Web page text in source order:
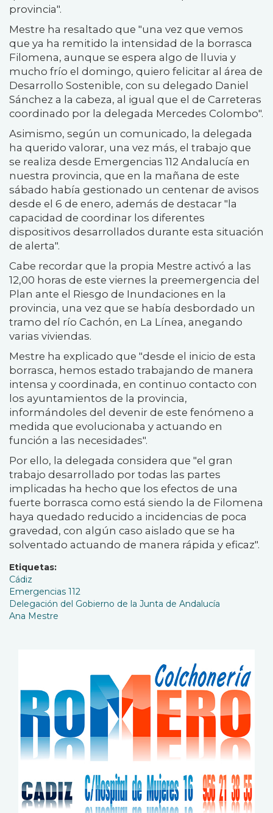
provincia".
Mestre ha resaltado que "una vez que vemos
que ya ha remitido la intensidad de la borrasca
Filomena, aunque se espera algo de lluvia y
mucho frío el domingo, quiero felicitar al área de
Desarrollo Sostenible, con su delegado Daniel
Sánchez a la cabeza, al igual que el de Carreteras
coordinado por la delegada Mercedes Colombo".
Asimismo, según un comunicado, la delegada
ha querido valorar, una vez más, el trabajo que
se realiza desde Emergencias 112 Andalucía en
nuestra provincia, que en la mañana de este
sábado había gestionado un centenar de avisos
desde el 6 de enero, además de destacar "la
capacidad de coordinar los diferentes
dispositivos desarrollados durante esta situación
de alerta".
Cabe recordar que la propia Mestre activó a las
12,00 horas de este viernes la preemergencia del
Plan ante el Riesgo de Inundaciones en la
provincia, una vez que se había desbordado un
tramo del río Cachón, en La Línea, anegando
varias viviendas.
Mestre ha explicado que "desde el inicio de esta
borrasca, hemos estado trabajando de manera
intensa y coordinada, en continuo contacto con
los ayuntamientos de la provincia,
informándoles del devenir de este fenómeno a
medida que evolucionaba y actuando en
función a las necesidades".
Por ello, la delegada considera que "el gran
trabajo desarrollado por todas las partes
implicadas ha hecho que los efectos de una
fuerte borrasca como está siendo la de Filomena
haya quedado reducido a incidencias de poca
gravedad, con algún caso aislado que se ha
solventado actuando de manera rápida y eficaz".
Etiquetas
Cádiz
Emergencias 112
Delegación del Gobierno de la Junta de Andalucía
Ana Mestre